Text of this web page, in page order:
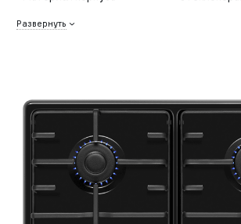
Развернуть